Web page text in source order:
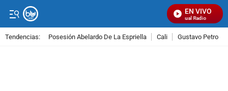
EN VIVO
Señal Visual Radio
Tendencias: Posesión Abelardo De La Espriella Cali Gustavo Petro